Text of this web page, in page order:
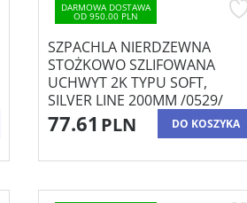
DARMOWA DOSTAWA
OD 950.00 PLN
SZPACHLA NIERDZEWNA
STOŻKOWO SZLIFOWANA
UCHWYT 2K TYPU SOFT,
SILVER LINE 200MM /0529/
77.61 PLN DO KOSZYKA